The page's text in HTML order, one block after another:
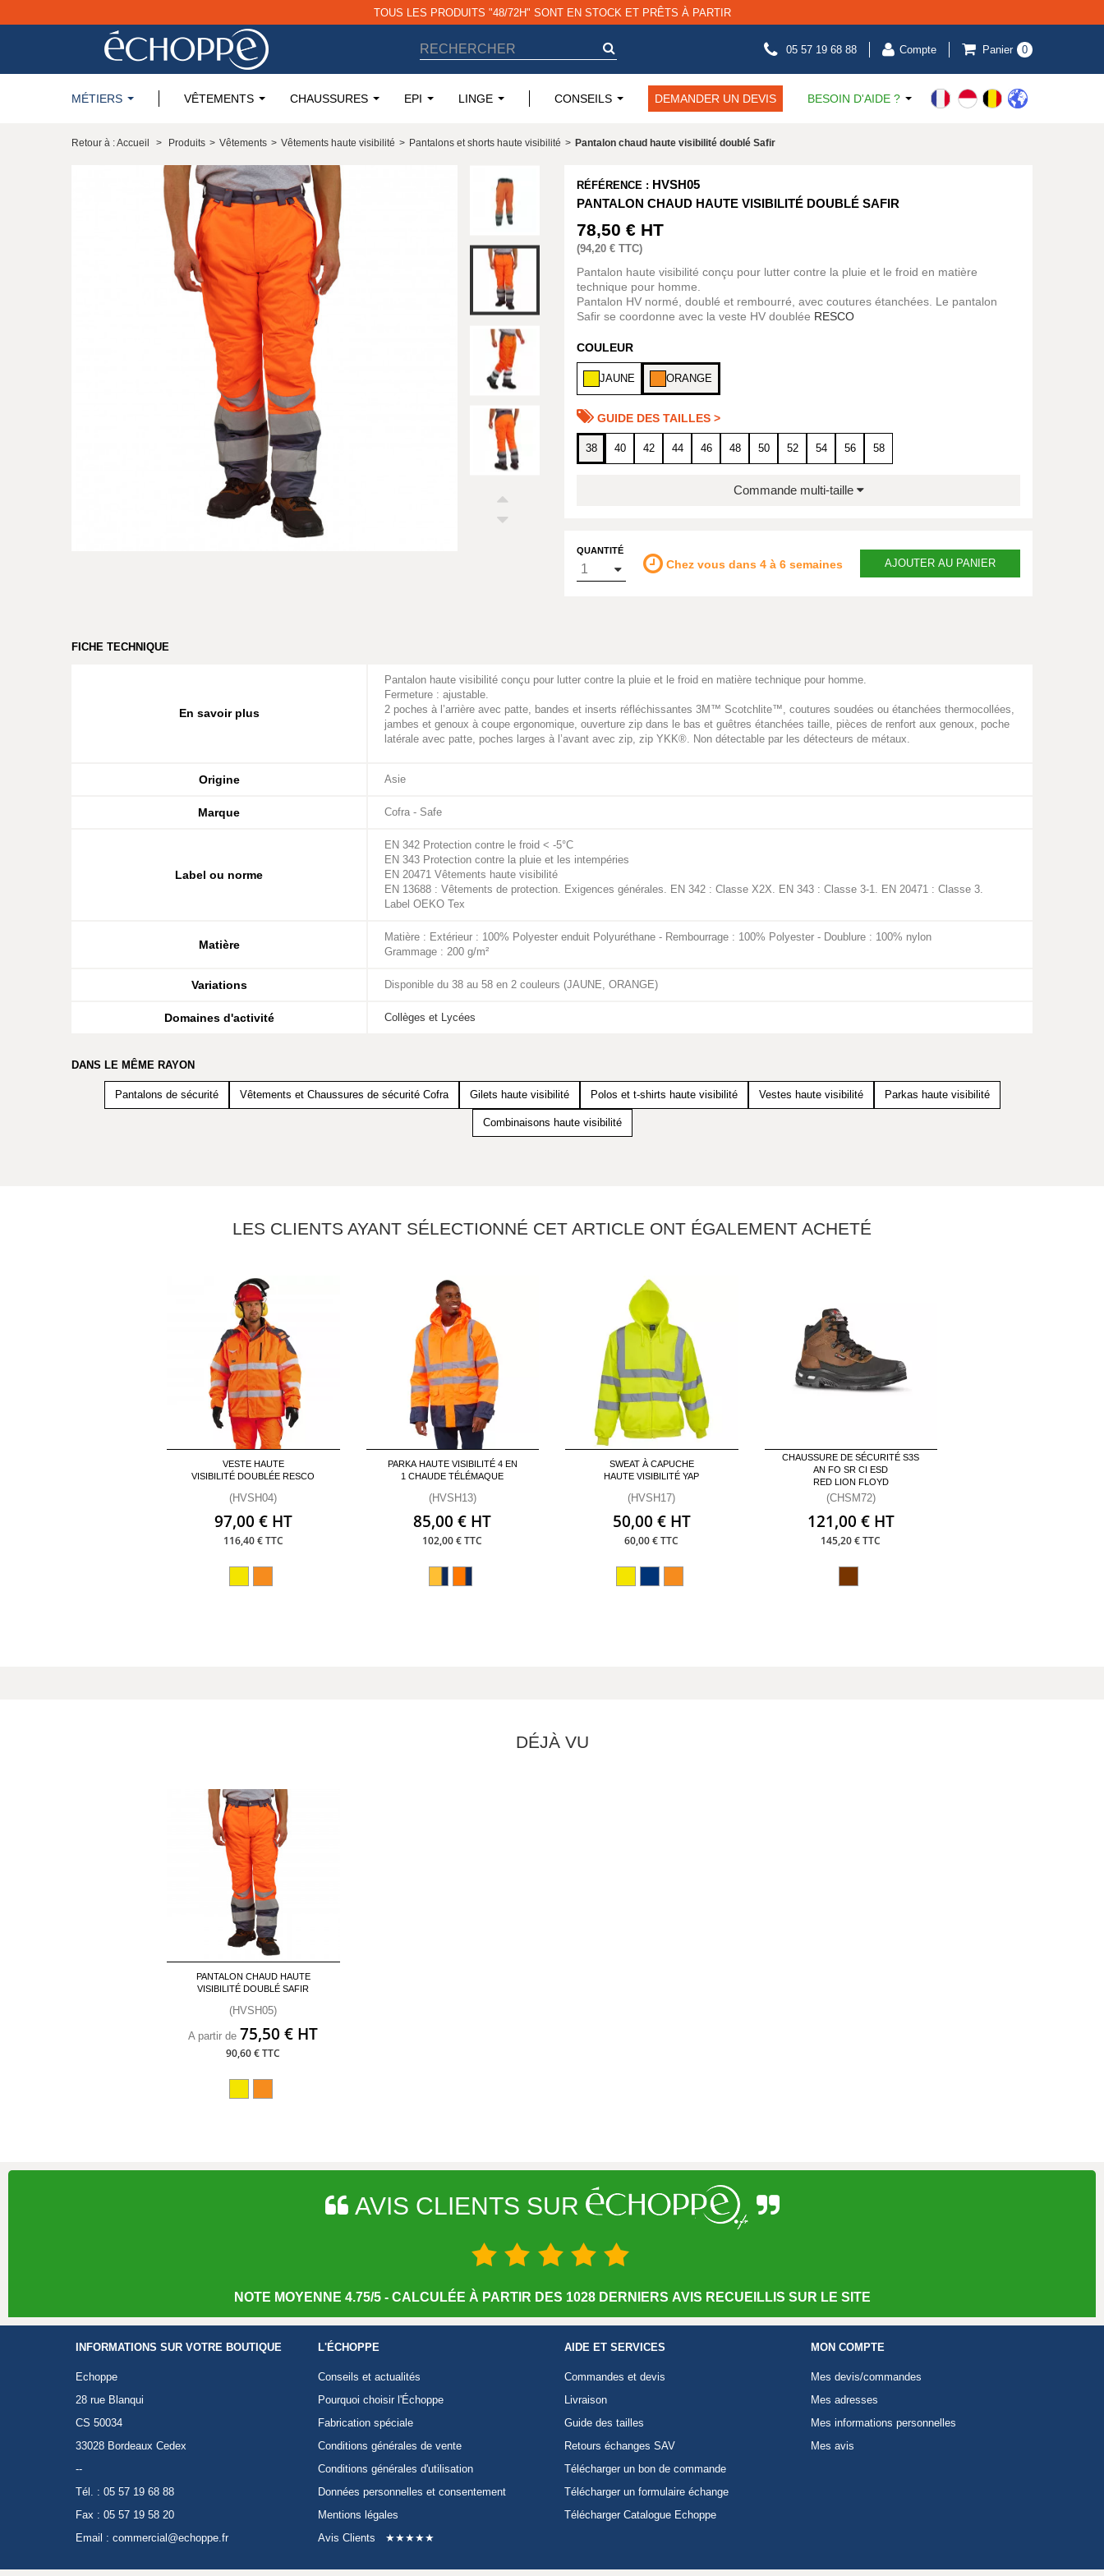
TOUS LES PRODUITS "48/72H" SONT EN STOCK ET PRÊTS À PARTIR
05 57 19 68 88 Compte Panier 0
MÉTIERS VÊTEMENTS CHAUSSURES EPI LINGE CONSEILS DEMANDER UN DEVIS BESOIN D'AIDE ?
Retour à : Accueil > Produits > Vêtements > Vêtements haute visibilité > Pantalons et shorts haute visibilité > Pantalon chaud haute visibilité doublé Safir
RÉFÉRENCE : HVSH05
PANTALON CHAUD HAUTE VISIBILITÉ DOUBLÉ SAFIR
78,50 € HT
(94,20 € TTC)
Pantalon haute visibilité conçu pour lutter contre la pluie et le froid en matière
technique pour homme.
Pantalon HV normé, doublé et rembourré, avec coutures étanchées. Le pantalon
Safir se coordonne avec la veste HV doublée RESCO
COULEUR
JAUNE ORANGE
GUIDE DES TAILLES >
38 40 42 44 46 48 50 52 54 56 58
Commande multi-taille
QUANTITÉ
Chez vous dans 4 à 6 semaines AJOUTER AU PANIER
FICHE TECHNIQUE
En savoir plus
Pantalon haute visibilité conçu pour lutter contre la pluie et le froid en matière technique pour homme.
Fermeture : ajustable.
2 poches à l’arrière avec patte, bandes et inserts réfléchissantes 3M™ Scotchlite™, coutures soudées ou étanchées thermocollées,
jambes et genoux à coupe ergonomique, ouverture zip dans le bas et guêtres étanchées taille, pièces de renfort aux genoux, poche
latérale avec patte, poches larges à l’avant avec zip, zip YKK®. Non détectable par les détecteurs de métaux.
Origine Asie
Marque Cofra - Safe
Label ou norme
EN 342 Protection contre le froid < -5°C
EN 343 Protection contre la pluie et les intempéries
EN 20471 Vêtements haute visibilité
EN 13688 : Vêtements de protection. Exigences générales. EN 342 : Classe X2X. EN 343 : Classe 3-1. EN 20471 : Classe 3.
Label OEKO Tex
Matière
Matière : Extérieur : 100% Polyester enduit Polyuréthane - Rembourrage : 100% Polyester - Doublure : 100% nylon
Grammage : 200 g/m²
Variations Disponible du 38 au 58 en 2 couleurs (JAUNE, ORANGE)
Domaines d'activité Collèges et Lycées
DANS LE MÊME RAYON
Pantalons de sécurité Vêtements et Chaussures de sécurité Cofra Gilets haute visibilité Polos et t-shirts haute visibilité Vestes haute visibilité Parkas haute visibilité
Combinaisons haute visibilité
LES CLIENTS AYANT SÉLECTIONNÉ CET ARTICLE ONT ÉGALEMENT ACHETÉ
VESTE HAUTE
VISIBILITÉ DOUBLÉE RESCO
(HVSH04)
97,00 € HT
116,40 € TTC
PARKA HAUTE VISIBILITÉ 4 EN
1 CHAUDE TÉLÉMAQUE
(HVSH13)
85,00 € HT
102,00 € TTC
SWEAT À CAPUCHE
HAUTE VISIBILITÉ YAP
(HVSH17)
50,00 € HT
60,00 € TTC
CHAUSSURE DE SÉCURITÉ S3S
AN FO SR CI ESD
RED LION FLOYD
(CHSM72)
121,00 € HT
145,20 € TTC
DÉJÀ VU
PANTALON CHAUD HAUTE
VISIBILITÉ DOUBLÉ SAFIR
(HVSH05)
A partir de 75,50 € HT
90,60 € TTC
AVIS CLIENTS SUR
NOTE MOYENNE 4.75/5 - CALCULÉE À PARTIR DES 1028 DERNIERS AVIS RECUEILLIS SUR LE SITE
INFORMATIONS SUR VOTRE BOUTIQUE
Echoppe
28 rue Blanqui
CS 50034
33028 Bordeaux Cedex
--
Tél. : 05 57 19 68 88
Fax : 05 57 19 58 20
Email : commercial@echoppe.fr
L'ÉCHOPPE
Conseils et actualités
Pourquoi choisir l'Échoppe
Fabrication spéciale
Conditions générales de vente
Conditions générales d'utilisation
Données personnelles et consentement
Mentions légales
Avis Clients
★★★★★
AIDE ET SERVICES
Commandes et devis
Livraison
Guide des tailles
Retours échanges SAV
Télécharger un bon de commande
Télécharger un formulaire échange
Télécharger Catalogue Echoppe
MON COMPTE
Mes devis/commandes
Mes adresses
Mes informations personnelles
Mes avis